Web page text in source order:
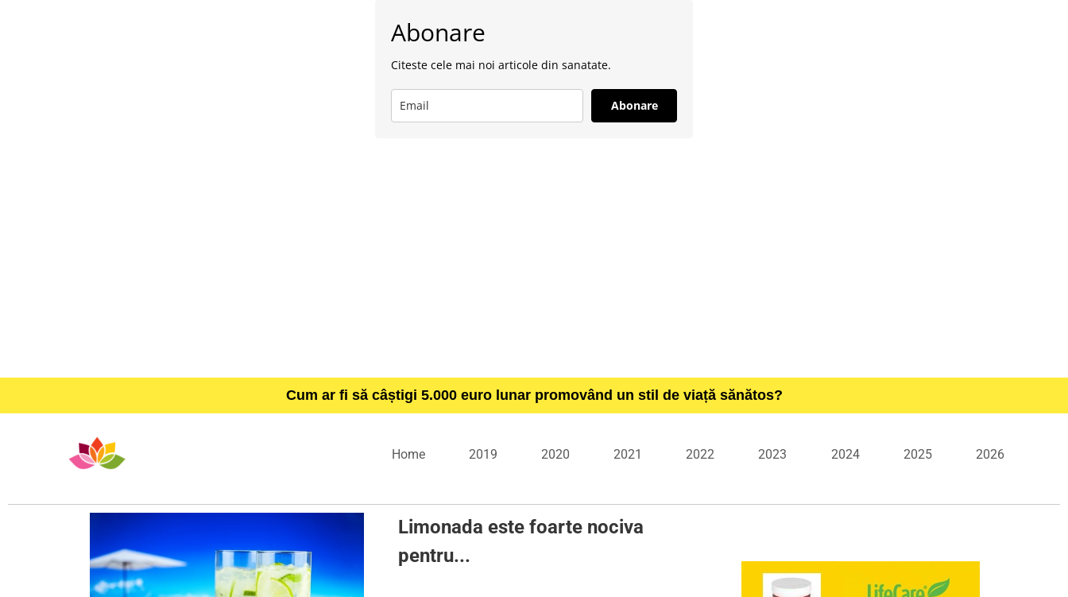
Abonare
Citeste cele mai noi articole din sanatate.
Abonare
Cum ar fi să câștigi 5.000 euro lunar promovând un stil de viață sănătos?
Home 2019 2020 2021 2022 2023 2024 2025 2026
Limonada este foarte nociva
pentru...